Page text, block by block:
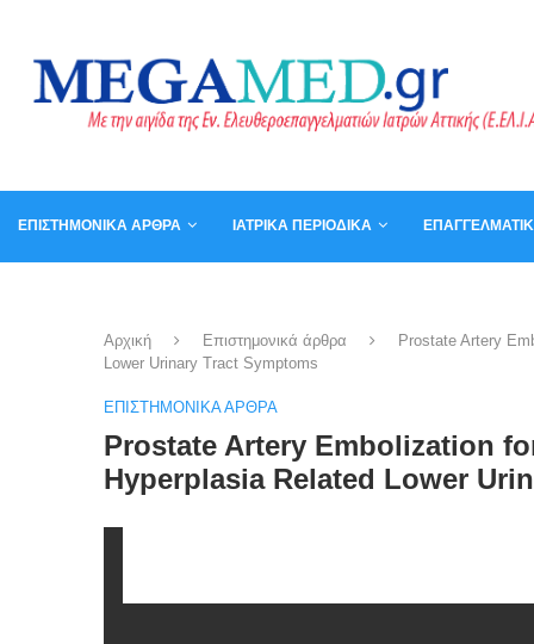
ΕΠΙΣΤΗΜΟΝΙΚΆ ΆΡΘΡΑ ΙΑΤΡΙΚΆ ΠΕΡΙΟΔΙΚΆ
Αρχική Επιστημονικά άρθρα
Prostate Artery
Lower Urinary Tract Symptoms
ΕΠΙΣΤΗΜΟΝΙΚΆ ΆΡΘΡΑ
Prostate Artery Embolization
Hyperplasia Related Lower